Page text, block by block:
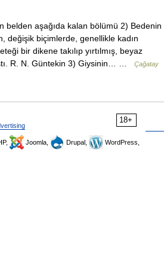
belden aşağıda kalan bölümü 2) Bedenin
değişik biçimlerde, genellikle kadın
bir dikene takılıp yırtılmış, beyaz
R. N. Güntekin 3) Giysinin… …
Çağatay
18+
Joomla, Drupal,
WordPress,